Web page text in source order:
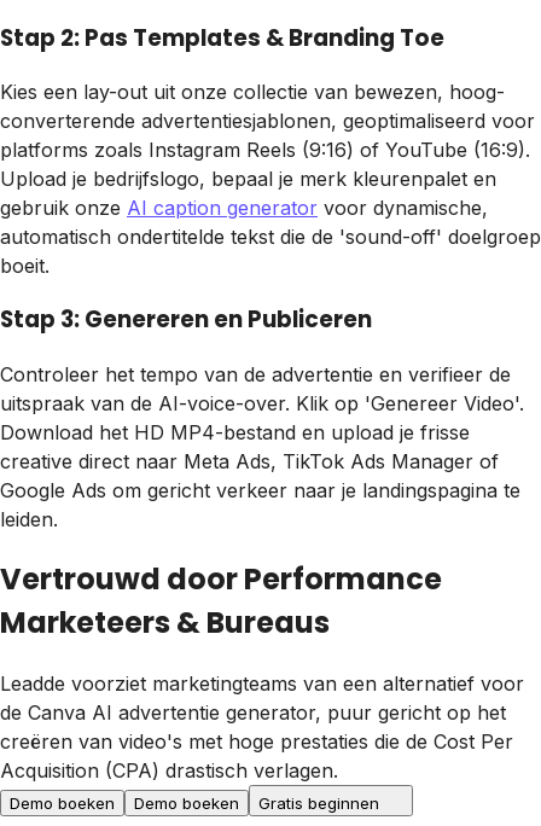
Stap 2: Pas Templates & Branding Toe
Kies een lay-out uit onze collectie van bewezen, hoog-
converterende advertentiesjablonen, geoptimaliseerd voor
platforms zoals Instagram Reels (9:16) of YouTube (16:9).
Upload je bedrijfslogo, bepaal je merk kleurenpalet en
gebruik onze AI caption generator voor dynamische,
automatisch ondertitelde tekst die de 'sound-off' doelgroep
boeit.
Stap 3: Genereren en Publiceren
Controleer het tempo van de advertentie en verifieer de
uitspraak van de AI-voice-over. Klik op 'Genereer Video'.
Download het HD MP4-bestand en upload je frisse
creative direct naar Meta Ads, TikTok Ads Manager of
Google Ads om gericht verkeer naar je landingspagina te
leiden.
Vertrouwd door Performance
Marketeers & Bureaus
Leadde voorziet marketingteams van een alternatief voor
de Canva AI advertentie generator, puur gericht op het
creëren van video's met hoge prestaties die de Cost Per
Acquisition (CPA) drastisch verlagen.
Demo boeken Demo boeken Gratis beginnen